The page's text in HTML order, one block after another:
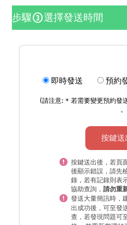
步驟counter_3選擇發送時間
即時發送 預約
(請注意: * 若需要變更預約發
按鍵
按鍵送出後，若頁
後顯示錯誤，請先
錄，若有記錄則表
協助查詢，請勿重
發送大量簡訊時，
出成功後，可至發
查，若發現問題可